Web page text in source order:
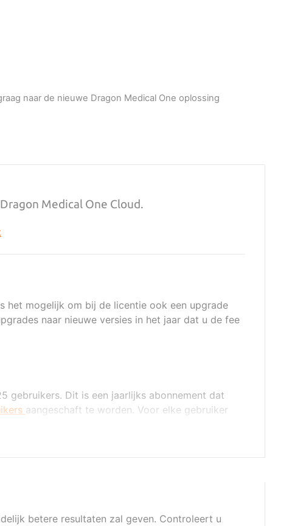
naar de nieuwe Dragon Medical One oplossing
Medical One Cloud.
het mogelijk om bij de licentie ook een upgrade
naar nieuwe versies in het jaar dat u de fee
gebruikers. Dit is een jaarlijks abonnement dat
aangeschaft te worden. Voor elke gebruiker
betere resultaten zal geven. Controleert u